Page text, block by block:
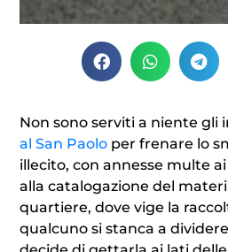
Non sono serviti a niente gli
al San Paolo per frenare lo
illecito, con annesse multe
alla catalogazione del
quartiere, dove vige la
qualcuno si stanca a